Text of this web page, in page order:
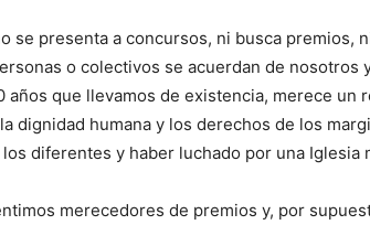
se presenta a concursos, ni busca premios,
o colectivos se acuerdan de nosotros
años que llevamos de existencia, merece
dignidad humana y los derechos de los
diferentes y haber luchado por una Iglesia
merecedores de premios y, por